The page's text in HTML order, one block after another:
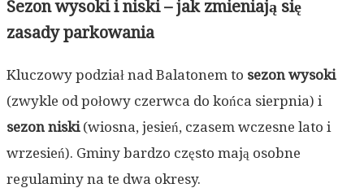
Sezon wysoki i niski – jak zmieniają się
zasady parkowania
Kluczowy podział nad Balatonem to sezon wysoki
(zwykle od połowy czerwca do końca sierpnia) i
sezon niski(wiosna, jesień, czasem wczesne lato i
wrzesień). Gminy bardzo często mają osobne
regulaminy na te dwa okresy.